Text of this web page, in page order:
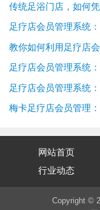
传统足浴门店，如何
足疗店会员管理系统
足疗店会员管理系统
足疗店会员管理系统
梅卡足疗店会员管理
网站首页
行业动态
Copyright ©